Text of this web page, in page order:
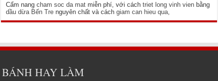
Cẩm nangcham soc da mat miễn phí, với cáchtriet long vinh vien bằng
dầu dừa Bến Tre nguyên chất và cáchgiam can hieu qua
BÁNH HAY LÀM